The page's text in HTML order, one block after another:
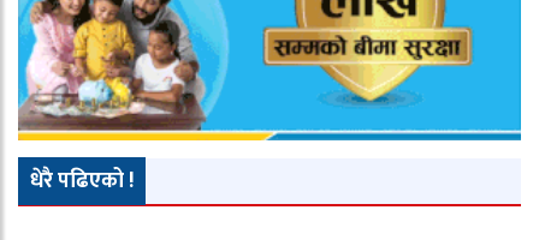
धेरै पढिएको !